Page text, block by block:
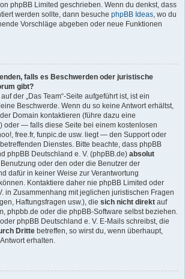
phpBB Limited geschrieben. Wenn du denkst, dass
werden sollte, dann besuche phpBB Ideas, wo du
Vorschläge abgeben oder neue Funktionen
falls es Beschwerden oder juristische
gibt?
der „Das Team“-Seite aufgeführt ist, ist ein
Beschwerde. Wenn du so keine Antwort erhältst,
Domain kontaktieren (führe dazu eine
oder — falls diese Seite bei einem kostenlosen
free.fr, funpic.de usw. liegt — den Support oder
Dienstes. Bitte beachte, dass phpBB
phpBB Deutschland e. V. (phpBB.de) absolut
oder den oder die Benutzer der
dafür in keiner Weise zur Verantwortung
Kontaktiere daher nie phpBB Limited oder
in Zusammenhang mit jeglichen juristischen Fragen
Haftungsfragen usw.), die sich nicht direkt auf
phpbb.de oder die phpBB-Software selbst beziehen.
phpBB Deutschland e. V. E-Mails schreibst, die
Dritte betreffen, so wirst du, wenn überhaupt,
erhalten.